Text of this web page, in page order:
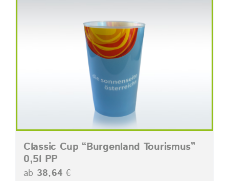
Classic Cup “Burgenland Tourismus”
0,5l PP
ab 38,64 €